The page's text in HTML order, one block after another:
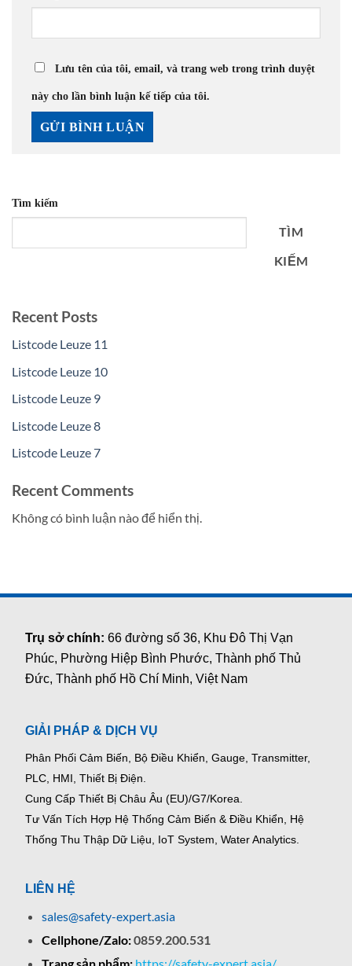
Lưu tên của tôi, email, và trang web trong trình duyệt
này cho lần bình luận kế tiếp của tôi.
Tìm kiếm
TÌM
KIẾM
Recent Posts
Listcode Leuze 11
Listcode Leuze 10
Listcode Leuze 9
Listcode Leuze 8
Listcode Leuze 7
Recent Comments
Không có bình luận nào để hiển thị.
Trụ sở chính:66 đường số 36, Khu Đô Thị Vạn
Phúc, Phường Hiệp Bình Phước, Thành phố Thủ
Đức, Thành phố Hồ Chí Minh, Việt Nam
GIẢI PHÁP & DỊCH VỤ
Phân Phối Cảm Biến, Bộ Điều Khiển, Gauge, Transmitter,
PLC, HMI, Thiết Bị Điện.
Cung Cấp Thiết Bị Châu Âu (EU)/G7/Korea.
Tư Vấn Tích Hợp Hệ Thống Cảm Biến & Điều Khiển, Hệ
Thống Thu Thập Dữ Liệu, IoT System, Water Analytics.
LIÊN HỆ
sales@safety-expert.asia
Cellphone/Zalo:0859.200.531